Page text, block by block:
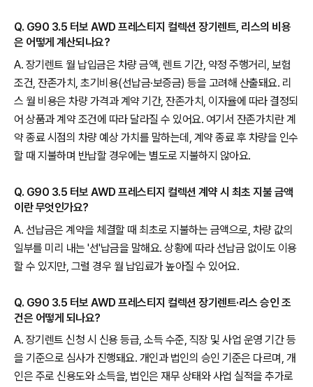
Q. G90 3.5 터보 AWD 프레스티지 컬렉션 장기렌트, 리스의 비용
은 어떻게 계산되나요?
A. 장기렌트 월 납입금은 차량 금액, 렌트 기간, 약정 주행거리, 보험
조건, 잔존가치, 초기비용(선납금·보증금) 등을 고려해 산출돼요. 리
스 월 비용은 차량 가격과 계약 기간, 잔존가치, 이자율에 따라 결정되
어 상품과 계약 조건에 따라 달라질 수 있어요. 여기서 잔존가치란 계
약 종료 시점의 차량 예상 가치를 말하는데, 계약 종료 후 차량을 인수
할 때 지불하며 반납할 경우에는 별도로 지불하지 않아요.
Q. G90 3.5 터보 AWD 프레스티지 컬렉션 계약 시 최초 지불 금액
이란 무엇인가요?
A. 선납금은 계약을 체결할 때 최초로 지불하는 금액으로, 차량 값의
일부를 미리 내는 '선'납금을 말해요. 상황에 따라 선납금 없이도 이용
할 수 있지만, 그럴 경우 월 납입료가 높아질 수 있어요.
Q. G90 3.5 터보 AWD 프레스티지 컬렉션 장기렌트·리스 승인 조
건은 어떻게 되나요?
A. 장기렌트 신청 시 신용 등급, 소득 수준, 직장 및 사업 운영 기간 등
을 기준으로 심사가 진행돼요. 개인과 법인의 승인 기준은 다르며, 개
인은 주로 신용도와 소득을, 법인은 재무 상태와 사업 실적을 추가로